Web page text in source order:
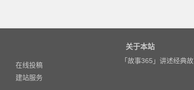
在线投稿
建站服务
关于本站
「故事365」讲述经典